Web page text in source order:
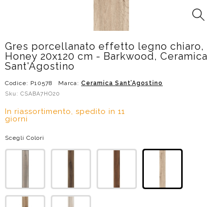
Gres porcellanato effetto legno chiaro,
Honey 20x120 cm - Barkwood, Ceramica
Sant'Agostino
Codice: P10578 Marca: Ceramica Sant’Agostino
Sku: CSABA7HO20
In riassortimento, spedito in 11
giorni
Scegli Colori